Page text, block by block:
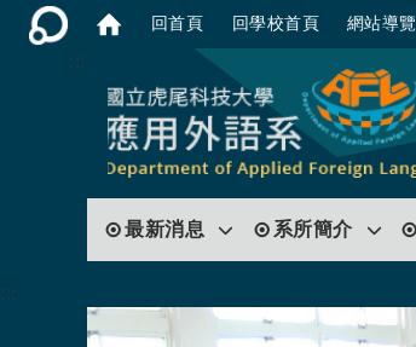
回首頁 回學校首頁 網站導覽
:::
最新消息 系所簡介
:::